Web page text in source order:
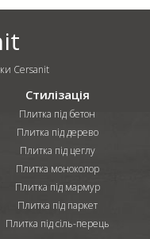
Cersanit
Стилізація
Плитка під бетон
Плитка під дерево
Плитка під цеглу
Плитка моноколор
Плитка під мармур
Плитка під паркет
Плитка під сіль-перець